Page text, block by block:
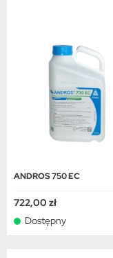
ANDROS 750 EC
722,00 zł
Dostępny